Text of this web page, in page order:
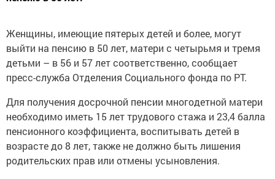
Женщины, имеющие пятерых детей и более, могут
выйти на пенсию в 50 лет, матери с четырьмя и тремя
детьми – в 56 и 57 лет соответственно, сообщает
пресс-служба Отделения Социального фонда по РТ.
Для получения досрочной пенсии многодетной матери
необходимо иметь 15 лет трудового стажа и 23,4 балла
пенсионного коэффициента, воспитывать детей в
возрасте до 8 лет, также не должно быть лишения
родительских прав или отмены усыновления.